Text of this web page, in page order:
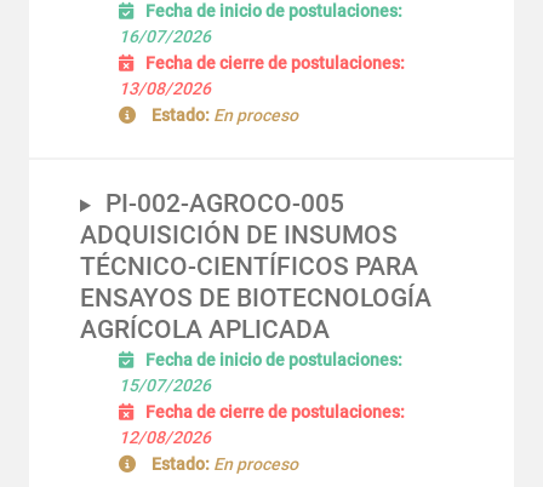
Fecha de inicio de postulaciones:
16/07/2026
Fecha de cierre de postulaciones:
13/08/2026
Estado: En proceso
PI-002-AGROCO-005
ADQUISICIÓN DE INSUMOS
TÉCNICO-CIENTÍFICOS PARA
ENSAYOS DE BIOTECNOLOGÍA
AGRÍCOLA APLICADA
Fecha de inicio de postulaciones:
15/07/2026
Fecha de cierre de postulaciones:
12/08/2026
Estado: En proceso